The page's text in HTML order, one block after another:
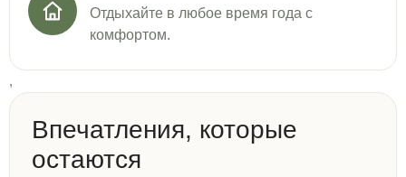
Отдыхайте в любое время года с
комфортом.
,
Впечатления, которые
остаются